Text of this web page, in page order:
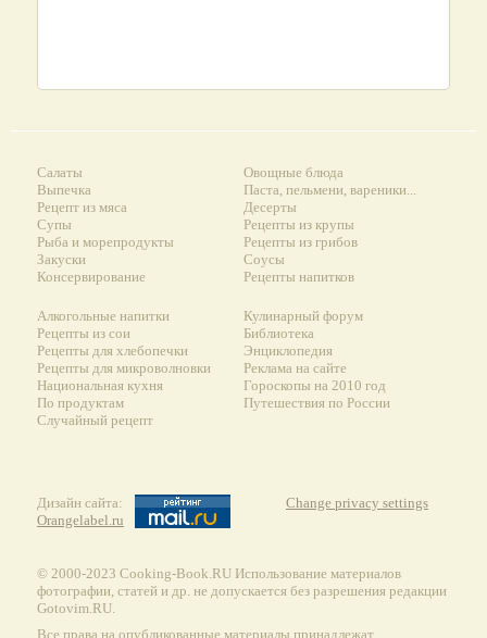
Салаты
Выпечка
Рецепт из мяса
Супы
Рыба и морепродукты
Закуски
Консервирование
Овощные блюда
Паста, пельмени, вареники...
Десерты
Рецепты из крупы
Рецепты из грибов
Соусы
Рецепты напитков
Алкогольные напитки
Рецепты из сои
Рецепты для хлебопечки
Рецепты для микроволновки
Национальная кухня
По продуктам
Случайный рецепт
Кулинарный форум
Библиотека
Энциклопедия
Реклама на сайте
Гороскопы на 2010 год
Путешествия по России
Дизайн сайта:
Orangelabel.ru
Change privacy settings
© 2000-2023 Сooking-Book.RU Использование материалов
фотографии, статей и др. не допускается без разрешения редакции
Gotovim.RU.
Все права на опубликованные материалы принадлежат